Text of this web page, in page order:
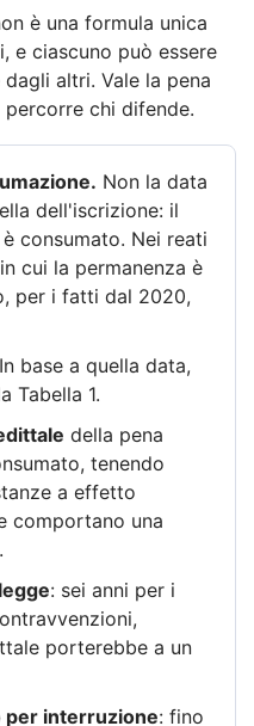
è una formula unica
e ciascuno può essere
altri. Vale la pena
chi difende.
Non la data
dell'iscrizione: il
consumato. Nei reati
cui la permanenza è
per i fatti dal 2020,
In base a quella data,
Tabella 1.
della pena
tenendo
a effetto
comportano una
: sei anni per i
porterebbe a un
per interruzione: fino